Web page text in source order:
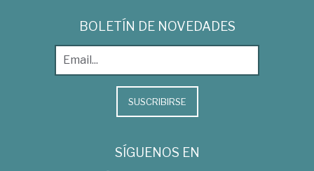
BOLETÍN DE NOVEDADES
SUSCRIBIRSE
SÍGUENOS EN